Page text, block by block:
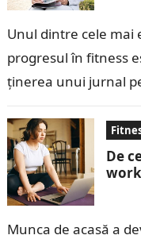
Unul dintre cele mai
progresul în fitness
ținerea unui jurnal
De
Munca de acasă a